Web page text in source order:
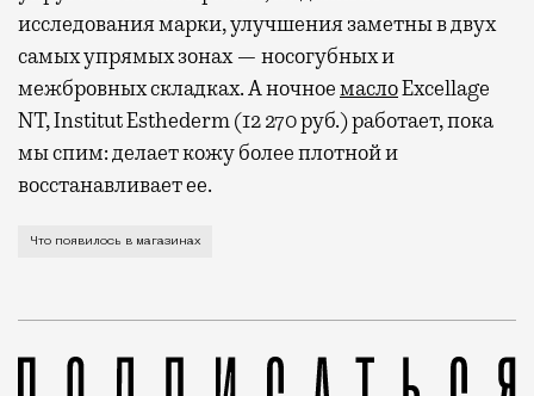
исследования марки, улучшения заметны в двух
самых упрямых зонах — носогубных и
межбровных складках. А ночноемаслоExcellage
NT, Institut Esthederm (12 270 руб.) работает, пока
мы спим: делает кожу более плотной и
восстанавливает ее.
А также патриотичная верхняя одежда, ридикюли
Что появилось в магазинах